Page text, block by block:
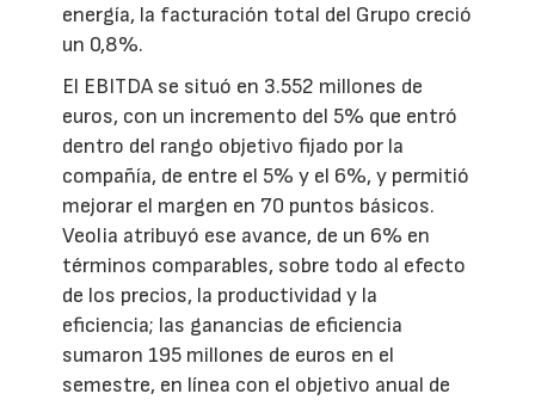
energía, la facturación total del Grupo creció
un 0,8%.
El EBITDA se situó en 3.552 millones de
euros, con un incremento del 5% que entró
dentro del rango objetivo fijado por la
compañía, de entre el 5% y el 6%, y permitió
mejorar el margen en 70 puntos básicos.
Veolia atribuyó ese avance, de un 6% en
términos comparables, sobre todo al efecto
de los precios, la productividad y la
eficiencia; las ganancias de eficiencia
sumaron 195 millones de euros en el
semestre, en línea con el objetivo anual de